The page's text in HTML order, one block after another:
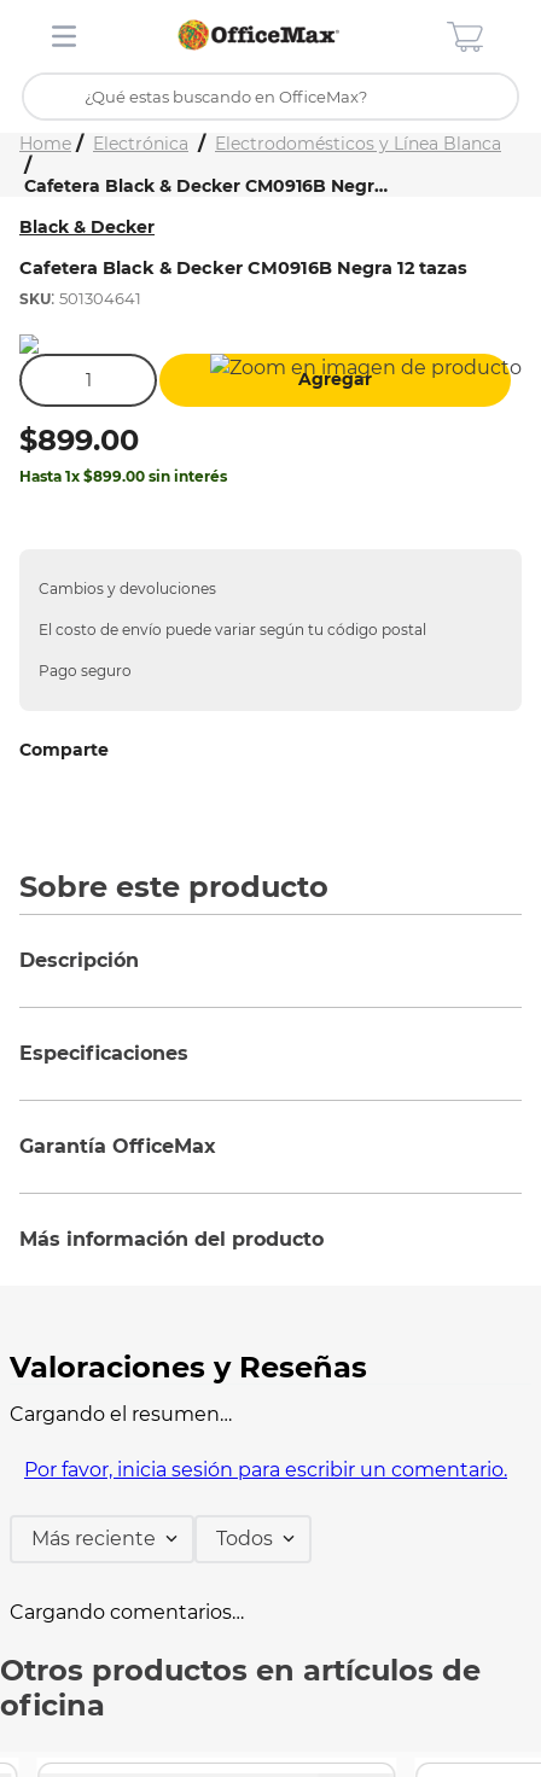
¿Qué estas buscando en OfficeMax?
Inicio Tienda
Electrónica
Electrodomésticos y Línea Blanca
Cafetera Black & Decker CM0916B Negra 12 tazas
Black & Decker
Cafetera Black & Decker CM0916B Negra 12 tazas
: 501304641
Agregar
$899.00
Hasta 1x $899.00 sin interés
Cambios y devoluciones
El costo de envío puede variar según tu código postal
Pago seguro
Comparte
Sobre este producto
Descripción
Especificaciones
Garantía OfficeMax
Más información del producto
Cargando el resumen…
Por favor, inicia sesión para escribir un comentario.
Más reciente Todos
Cargando comentarios…
Otros productos en artículos de
oficina
TÉRMINOS MÁS BUSCADOS
.
ojo turco
2.
toy story
3.
stitch
5.
mochilas
.
stuk
7.
mochila
carpeta